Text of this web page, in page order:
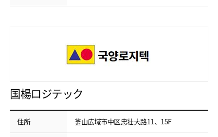
国楊ロジテック
住所 釜山広域市中区忠壮大路11、15F